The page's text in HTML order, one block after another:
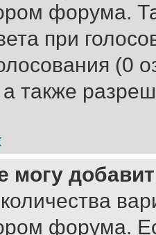
форума.
при
(0
также
могу
форума.